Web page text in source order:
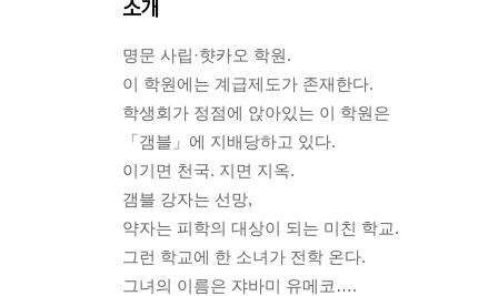
소개
명문 사립·햣카오 학원.
이 학원에는 계급제도가 존재한다.
학생회가 정점에 앉아있는 이 학원은
「갬블」에 지배당하고 있다.
이기면 천국. 지면 지옥.
갬블 강자는 선망,
약자는 피학의 대상이 되는 미친 학교.
그런 학교에 한 소녀가 전학 온다.
그녀의 이름은 쟈바미 유메코….